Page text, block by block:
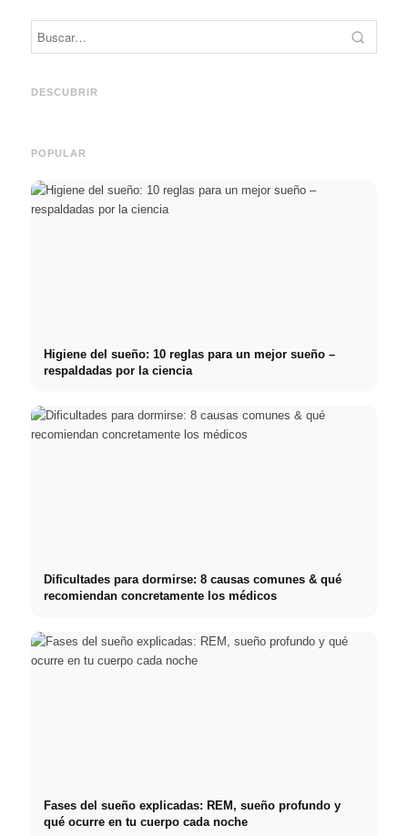
DESCUBRIR
Práctica profesional en
y el camino directo hacia la
Financiar los estudios en
POPULAR
Higiene del sueño: 10 reglas para un mejor sueño –
respaldadas por la ciencia
Dificultades para dormirse: 8 causas comunes & qué
recomiendan concretamente los médicos
Fases del sueño explicadas: REM, sueño profundo y
qué ocurre en tu cuerpo cada noche